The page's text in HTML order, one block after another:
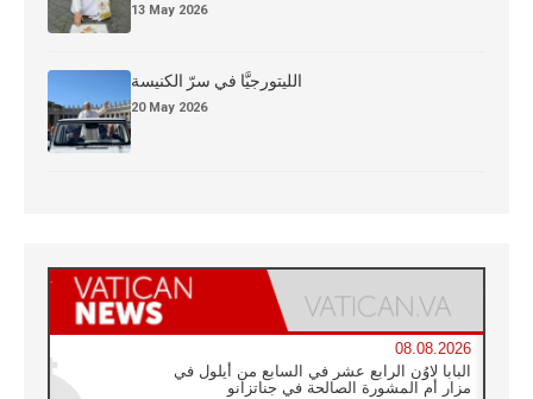
13 May 2026
الليتورجيَّا في سرّ الكنيسة
20 May 2026
08.08.2026
البابا لاوُن الرابع عشر في السابع من أيلول في
مزار أم المشورة الصالحة في جناتزانو